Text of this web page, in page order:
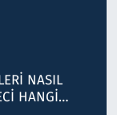
NASIL
HANGİ